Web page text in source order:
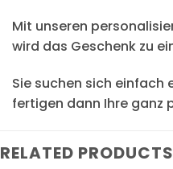
Mit unseren
wird das Geschenk zu
Sie suchen sich einfach
fertigen dann Ihre ganz
RELATED PRODUCTS